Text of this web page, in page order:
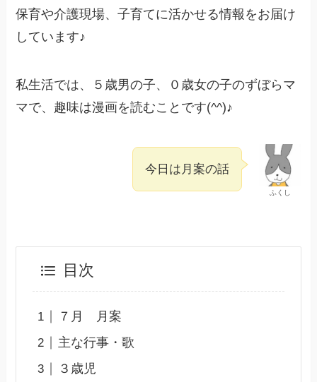
保育や介護現場、子育てに活かせる情報をお届け
しています♪
私生活では、５歳男の子、０歳女の子のずぼらマ
マで、趣味は漫画を読むことです(^^)♪
ふくし
今日は月案の話
目次
７月 月案
主な行事・歌
３歳児